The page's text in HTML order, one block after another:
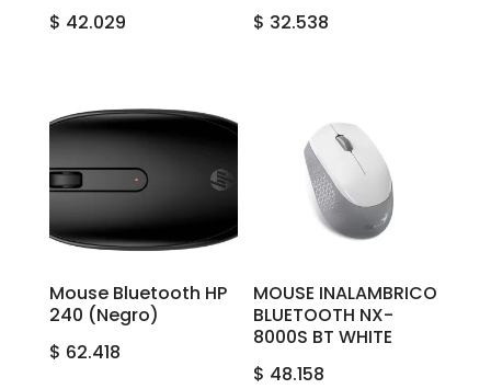
$ 42.029
$ 32.538
Mouse Bluetooth HP
240 (Negro)
$ 62.418
MOUSE INALAMBRICO
BLUETOOTH NX-
8000S BT WHITE
$ 48.158